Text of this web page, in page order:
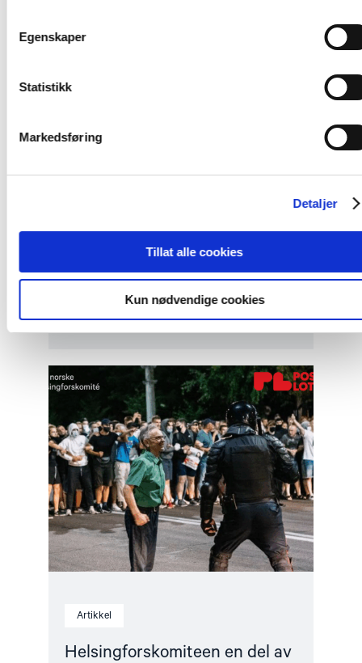
Egenskaper
Statistikk
Markedsføring
Detaljer
Tillat alle cookies
Kun nødvendige cookies
Utviklingspolitikken må ta
menneskerettigheter på alvor
Artikkel
Helsingforskomiteen en del av
Read
article
"Helsingforskomiteen
en
del
av
Postkodelotteriet"